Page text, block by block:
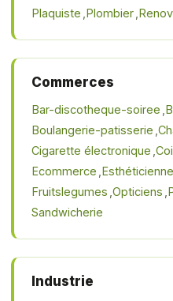
Plaquiste Plombier
Commerces
Bar-discotheque-soiree
Boulangerie-patisserie
Cigarette électronique
Ecommerce Esthéticienne
Fruitslegumes Opticiens
Sandwicherie
Industrie